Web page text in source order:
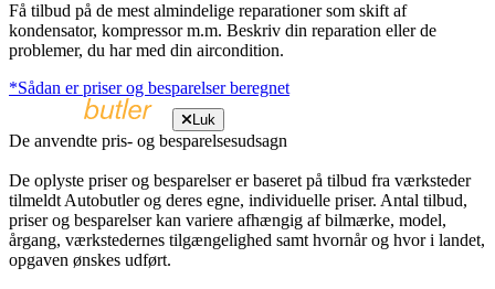
Få tilbud på de mest almindelige reparationer som skift af
kondensator, kompressor m.m. Beskriv din reparation eller de
problemer, du har med din aircondition.
*Sådan er priser og besparelser beregnet
Luk
De anvendte pris- og besparelsesudsagn
De oplyste priser og besparelser er baseret på tilbud fra værksteder
tilmeldt Autobutler og deres egne, individuelle priser. Antal tilbud,
priser og besparelser kan variere afhængig af bilmærke, model,
årgang, værkstedernes tilgængelighed samt hvornår og hvor i landet,
opgaven ønskes udført.